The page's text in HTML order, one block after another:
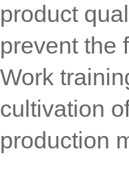
product
prevent the
Work
cultivation
production